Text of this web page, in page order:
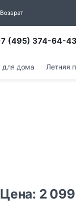
Возврат
(495) 374-64-43
дома Летняя
Цена: 2 099